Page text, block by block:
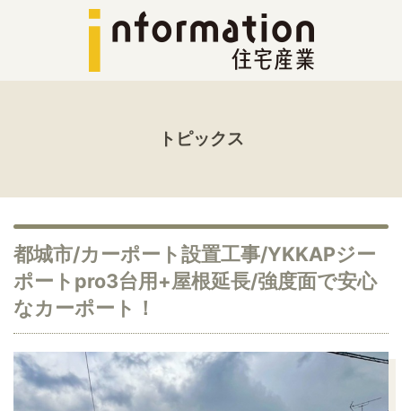
トピックス
都城市/カーポート設置工事/YKKAPジー
ポートpro3台用+屋根延長/強度面で安心
なカーポート！